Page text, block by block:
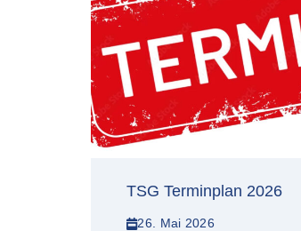
TSG Terminplan 2026
26. Mai 2026